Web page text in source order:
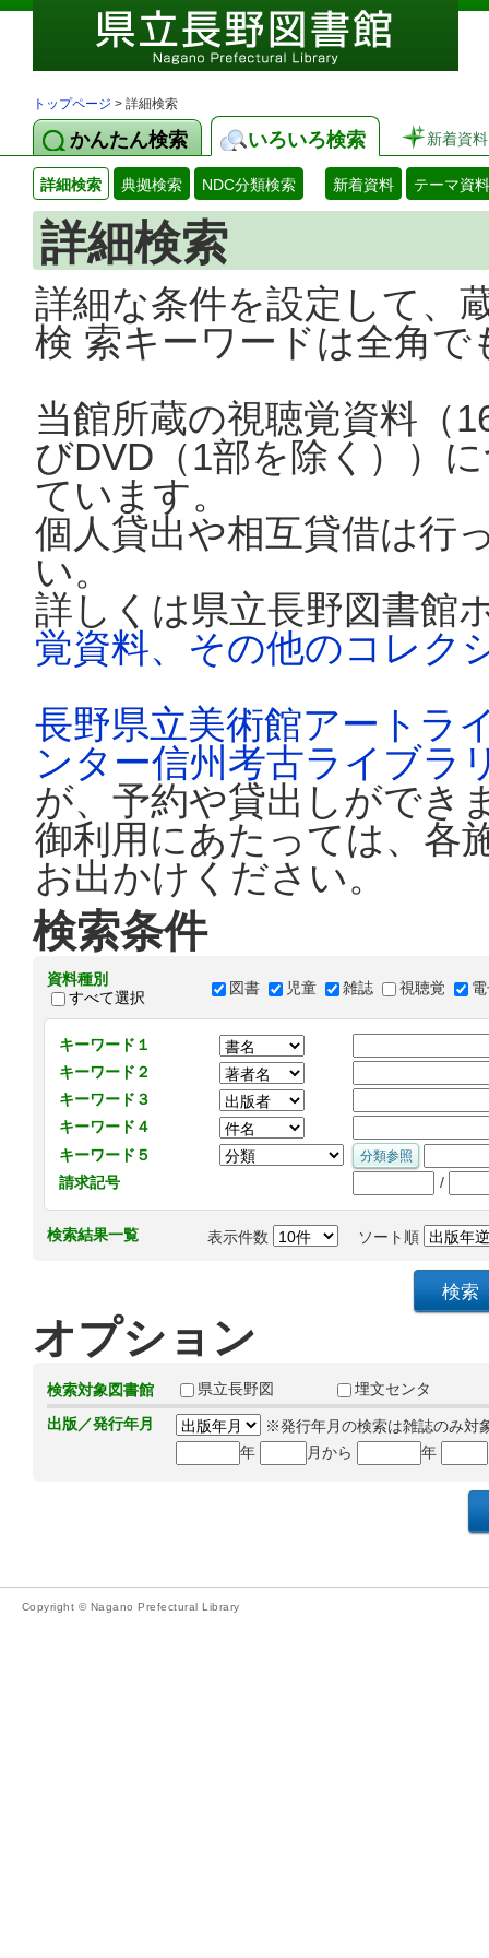
トップページ > 詳細検索
かんたん検索 いろいろ検索 新着資料
詳細検索 典拠検索 NDC分類検索 新着資料 テーマ資料
詳細検索
詳細な条件を設定して、
検 索キーワードは全角
当館所蔵の視聴覚資料（
びDVD（1部を除く））
ています。
個人貸出や相互貸借は行
い。
詳しくは県立長野図書館
覚資料、その他のコレク
長野県立美術館アートラ
ンター信州考古ライブラ
が、予約や貸出しができ
御利用にあたっては、各
お出かけください。
検索条件
資料種別
すべて選択
図書 児童 雑誌 視聴覚
キーワード１
キーワード２
キーワード３
キーワード４
キーワード５
請求記号
/
検索結果一覧 表示件数 ソート順
オプション
検索対象図書館 県立長野図
埋文センタ
出版／発行年月
※発行年月の検索は雑誌のみ対
年
月から 年
Copyright © Nagano Prefectural Library